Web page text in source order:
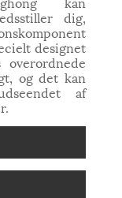
dig,
designet
overordnede
og det kan
af